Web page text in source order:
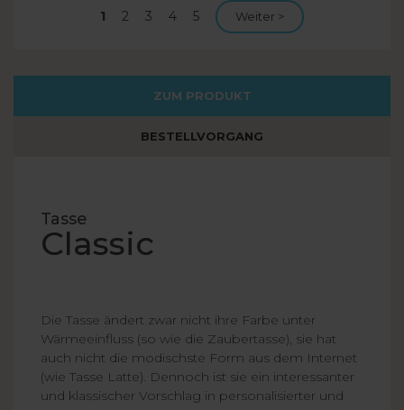
Aktuelle
1 Seite
2 Seite
3 Seite
4 Seite
5 Nächste Seite
Weiter >
ZUM PRODUKT
BESTELLVORGANG
Tasse
Classic
Die Tasse ändert zwar nicht ihre Farbe unter
Wärmeeinfluss (so wie die Zaubertasse), sie hat
auch nicht die modischste Form aus dem Internet
(wie Tasse Latte). Dennoch ist sie ein interessanter
und klassischer Vorschlag in personalisierter und